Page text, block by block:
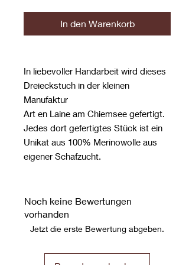
In den Warenkorb
In liebevoller Handarbeit wird dieses
Dreieckstuch in der kleinen
Manufaktur
Art en Laine am Chiemsee gefertigt.
Jedes dort gefertigtes Stück ist ein
Unikat aus 100% Merinowolle aus
eigener Schafzucht.
Noch keine Bewertungen
vorhanden
Jetzt die erste Bewertung abgeben.